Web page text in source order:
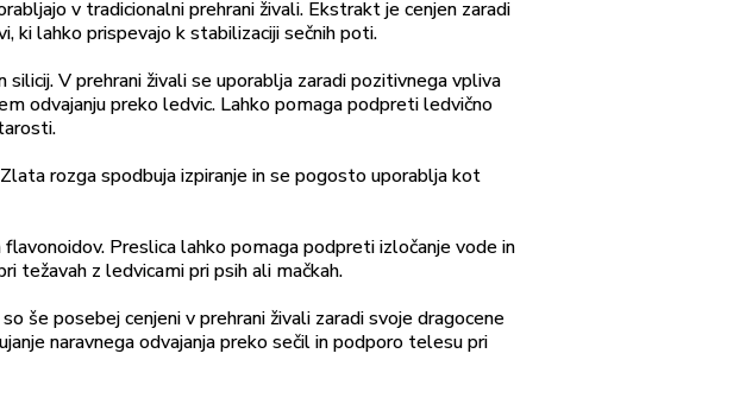
v tradicionalni prehrani živali. Ekstrakt je cenjen zaradi
ki lahko prispevajo k stabilizaciji sečnih poti.
V prehrani živali se uporablja zaradi pozitivnega vpliva
odvajanju preko ledvic. Lahko pomaga podpreti ledvično
rozga spodbuja izpiranje in se pogosto uporablja kot
Preslica lahko pomaga podpreti izločanje vode in
težavah z ledvicami pri psih ali mačkah.
še posebej cenjeni v prehrani živali zaradi svoje dragocene
naravnega odvajanja preko sečil in podporo telesu pri